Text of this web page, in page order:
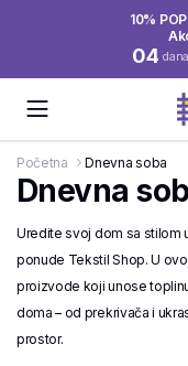
10%
04 dana
Početna Dnevna soba
Dnevna
Uredite svoj dom sa stilom
ponude Tekstil Shop. U
proizvode koji unose
doma – od prekrivača i
prostor.